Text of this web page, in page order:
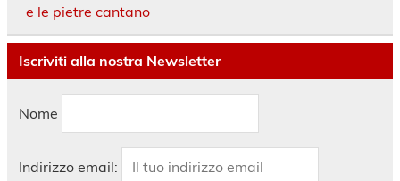
e le pietre cantano
Iscriviti alla nostra Newsletter
Nome
Indirizzo email: